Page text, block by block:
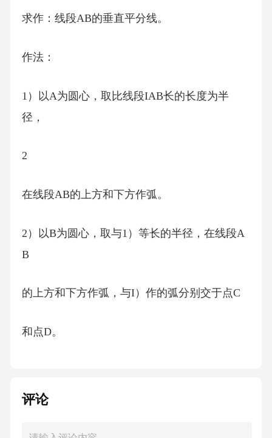
求作：线段AB的垂直平分线。
作法：
1）以A为圆心，取比线段IAB长的长度为半
径，
2
在线段AB的上方和下方作弧。
2）以B为圆心，取与1）等长的半径，在线段A
B
的上方和下方作弧，与I）作的弧分别交于点C
和点D。
则直线CD就是所要求作的垂直平分线.
评论